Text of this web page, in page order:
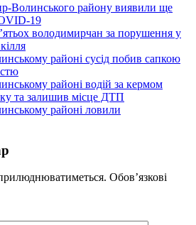
Волинського району виявили ще
19
володимирчан за порушення у
районі сусід побив сапкою
районі водій за кермом
та залишив місце ДТП
районі ловили
Обов’язкові